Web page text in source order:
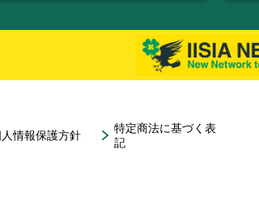
情報保護方針
特定商法に基づく表
記